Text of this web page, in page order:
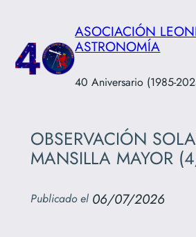
contenido
ASOCIACIÓN
ASTRONOMÍA
40 Aniversario (1985-
OBSERVACIÓN
MANSILLA MAYOR
Publicado el 06/07/2026